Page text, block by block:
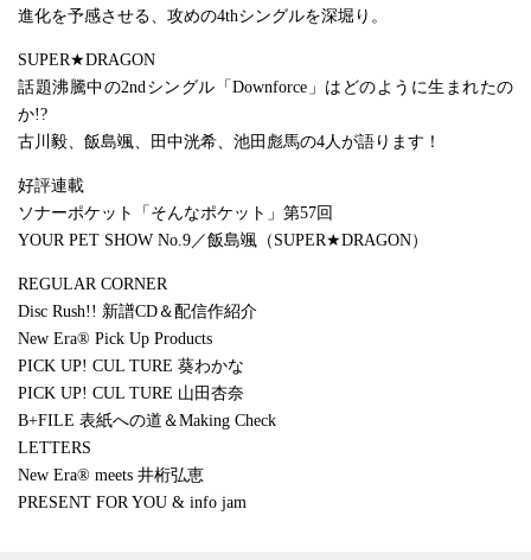
進化を予感させる、攻めの4thシングルを深堀り。
SUPER★DRAGON
話題沸騰中の2ndシングル「Downforce」はどのように生まれたの
か!?
古川毅、飯島颯、田中洸希、池田彪馬の4人が語ります！
好評連載
ソナーポケット「そんなポケット」第57回
YOUR PET SHOW No.9／飯島颯（SUPER★DRAGON）
REGULAR CORNER
Disc Rush!! 新譜CD＆配信作紹介
New Era® Pick Up Products
PICK UP! CUL TURE 葵わかな
PICK UP! CUL TURE 山田杏奈
B+FILE 表紙への道＆Making Check
LETTERS
New Era® meets 井桁弘恵
PRESENT FOR YOU & info jam